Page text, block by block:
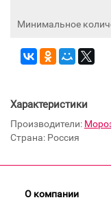
Минимальное
Характеристики
Производители:
Страна: Россия
О компании